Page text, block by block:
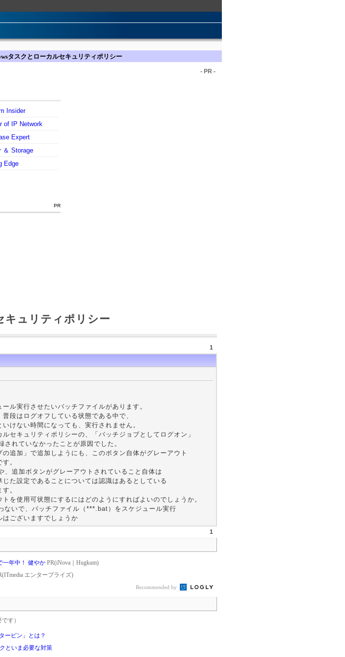
タスクとローカルセキュリティポリシー
Insider
of IP Network
Expert
＆ Storage
Edge
PR
- PR -
ュリティポリシー
1
ル実行させたいバッチファイルがあります。
段はログオフしている状態である中で、
けない時間になっても、実行されません。
セキュリティポリシーの、「バッチジョブとしてログオン」
れていなかったことが原因でした。
追加」で追加しようにも、このボタン自体がグレーアウト
。
追加ボタンがグレーアウトされていること自体は
た設定であることについては認識はあるとしている
。
を使用可状態にするにはどのようにすればよいのでしょうか。
いで、バッチファイル（***.bat）をスケジュール実行
ございますでしょうか
1
一年中！ 健やか PR(iNova｜Hugkum)
エンタープライズ)
Recommended by
す）
ーピン」とは？
といま必要な対策